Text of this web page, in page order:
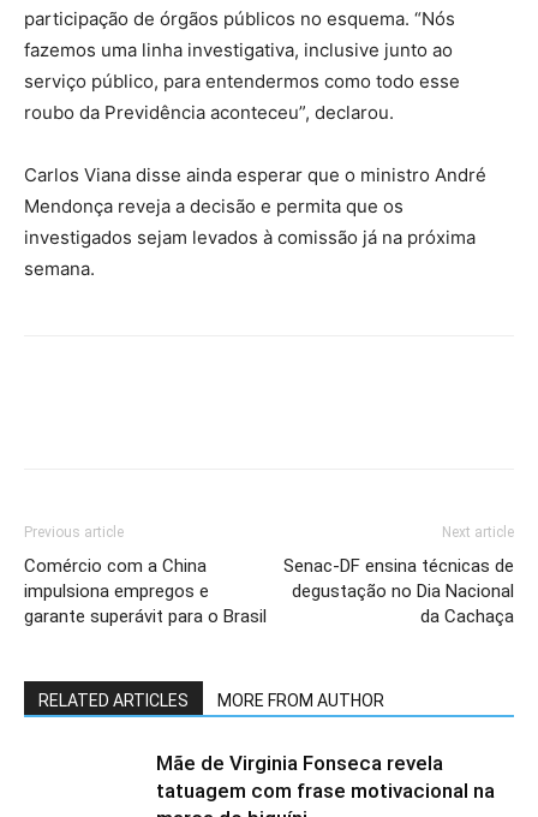
participação de órgãos públicos no esquema. “Nós
fazemos uma linha investigativa, inclusive junto ao
serviço público, para entendermos como todo esse
roubo da Previdência aconteceu”, declarou.
Carlos Viana disse ainda esperar que o ministro André
Mendonça reveja a decisão e permita que os
investigados sejam levados à comissão já na próxima
semana.
Previous article
Comércio com a China
impulsiona empregos e
garante superávit para o Brasil
Next article
Senac-DF ensina técnicas de
degustação no Dia Nacional
da Cachaça
RELATED ARTICLES MORE FROM AUTHOR
Mãe de Virginia Fonseca revela
tatuagem com frase motivacional na